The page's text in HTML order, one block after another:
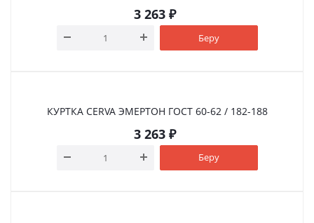
3 263₽
Беру
КУРТКА CERVA ЭМЕРТОН ГOСТ 60-62 / 182-188
3 263₽
Беру